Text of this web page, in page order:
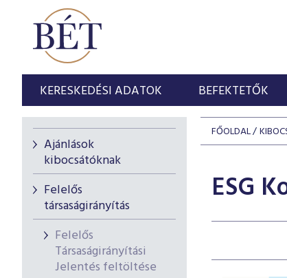
KERESKEDÉSI ADATOK BEFEKTETŐK
Ajánlások
kibocsátóknak
Felelős
társaságirányítás
Felelős
Társaságirányítási
Jelentés feltöltése
FŐOLDAL
ESG